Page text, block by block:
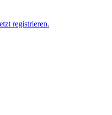
registrieren.